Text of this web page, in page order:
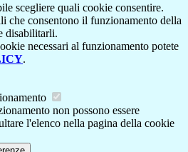
scegliere quali cookie consentire.
che consentono il funzionamento della
disabilitarli.
necessari al funzionamento potete
.
non possono essere
l'elenco nella pagina della cookie